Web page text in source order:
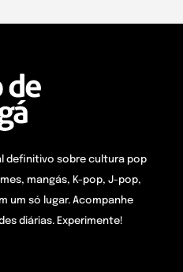
definitivo sobre cultura pop
mangás, K-pop, J-pop,
um só lugar. Acompanhe
diárias. Experimente!